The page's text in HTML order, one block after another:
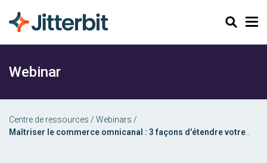
Chercher
Webinar
Centre de ressources / Webinars /
Maîtriser le commerce omnicanal : 3 façons d'étendre votre